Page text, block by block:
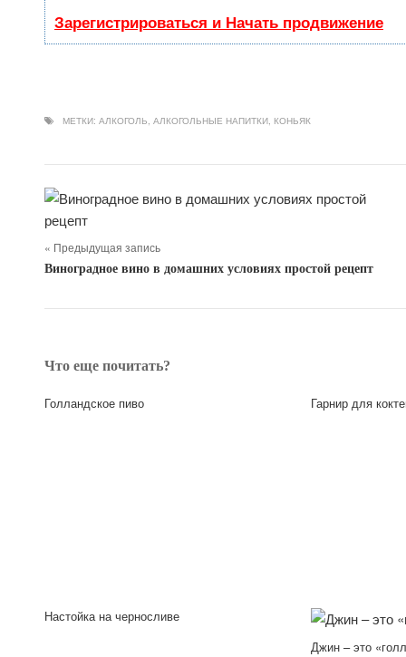
Зарегистрироваться и Начать продвижение
МЕТКИ: АЛКОГОЛЬ, АЛКОГОЛЬНЫЕ НАПИТКИ, КОНЬЯК
« Предыдущая запись
Виноградное вино в домашних условиях простой рецепт
Что еще почитать?
Голландское пиво Гарнир для
Настойка на черносливе
Джин – это